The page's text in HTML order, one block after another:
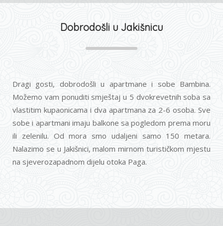
Dobrodošli u Jakišnicu
Dragi gosti, dobrodošli u apartmane i sobe Bambina.
Možemo vam ponuditi smještaj u 5 dvokrevetnih soba sa
vlastitim kupaonicama i dva apartmana za 2-6 osoba. Sve
sobe i apartmani imaju balkone sa pogledom prema moru
ili zelenilu. Od mora smo udaljeni samo 150 metara.
Nalazimo se u Jakišnici, malom mirnom turističkom mjestu
na sjeverozapadnom dijelu otoka Paga.